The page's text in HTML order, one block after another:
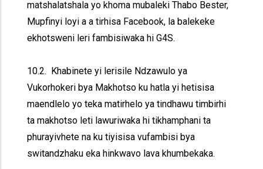
matshalatshala yo khoma mubaleki Thabo Bester,
Mupfinyi loyi a a tirhisa Facebook, la balekeke
ekhotsweni leri fambisiwaka hi G4S.
10.2. Khabinete yi lerisile Ndzawulo ya
Vukorhokeri bya Makhotso ku hatla yi hetisisa
maendlelo yo teka matirhelo ya tindhawu timbirhi
ta makhotso leti lawuriwaka hi tikhamphani ta
phurayivhete na ku tiyisisa vufambisi bya
switandzhaku eka hinkwavo lava khumbekaka.